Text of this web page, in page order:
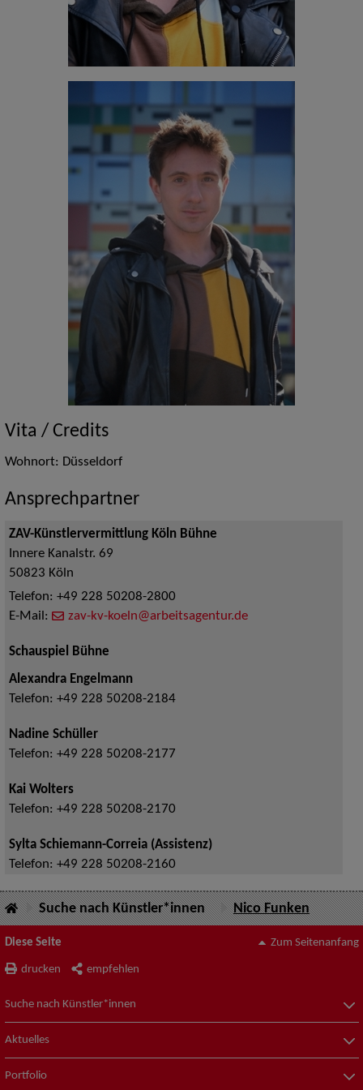
Vita / Credits
Wohnort: Düsseldorf
Ansprechpartner
ZAV-Künstlervermittlung Köln Bühne
Innere Kanalstr. 69
50823 Köln
Telefon: +49 228 50208-2800
E-Mail:
zav-kv-koeln@arbeitsagentur.de
Schauspiel Bühne
Alexandra Engelmann
Telefon: +49 228 50208-2184
Nadine Schüller
Telefon: +49 228 50208-2177
Kai Wolters
Telefon: +49 228 50208-2170
Sylta Schiemann-Correia (Assistenz)
Telefon: +49 228 50208-2160
Suche nach Künstler*innen Nico Funken
Diese Seite
drucken empfehlen
Zum Seitenanfang
Suche nach Künstler*innen
Aktuelles
Portfolio